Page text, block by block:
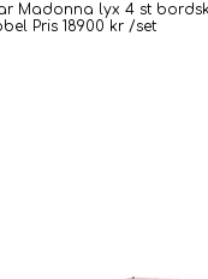
Madonna lyx 4 st
Pris 18900 kr /set